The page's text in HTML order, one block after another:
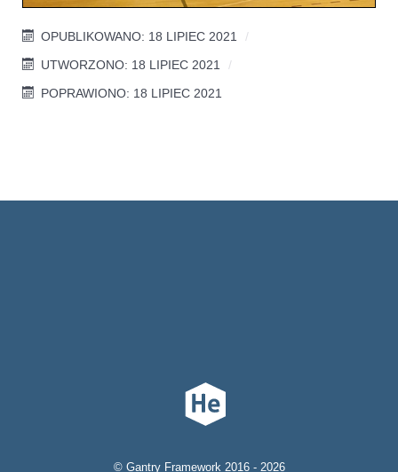
OPUBLIKOWANO: 18 LIPIEC 2021
UTWORZONO: 18 LIPIEC 2021
POPRAWIONO: 18 LIPIEC 2021
© Gantry Framework 2016 - 2026